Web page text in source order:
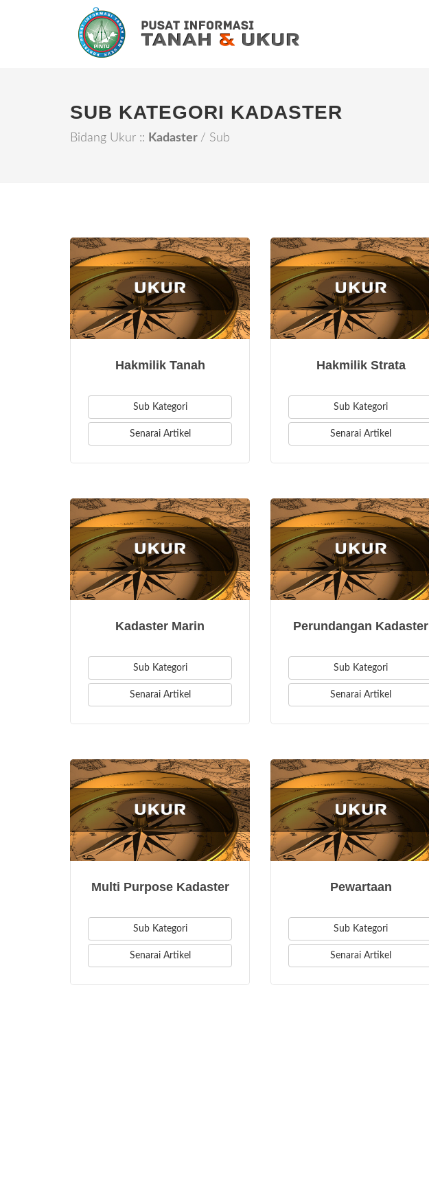
SUB KATEGORI KADASTER
Bidang Ukur :: Kadaster / Sub
Hakmilik Tanah
Sub Kategori
Senarai Artikel
Hakmilik Strata
Sub Kategori
Senarai Artikel
Kadaster Marin
Sub Kategori
Senarai Artikel
Perundangan Kadaster
Sub Kategori
Senarai Artikel
Multi Purpose Kadaster
Sub Kategori
Senarai Artikel
Pewartaan
Sub Kategori
Senarai Artikel